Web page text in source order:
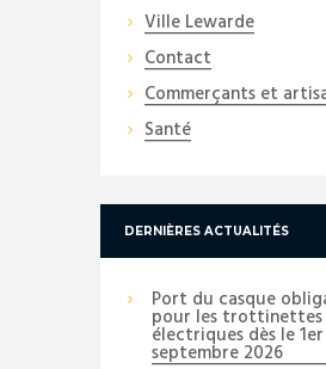
Ville Lewarde
Contact
Commerçants et
Santé
DERNIÈRES ACTUALITÉS
Port du casque
pour les trottinettes
électriques dès le 1er
septembre 2026